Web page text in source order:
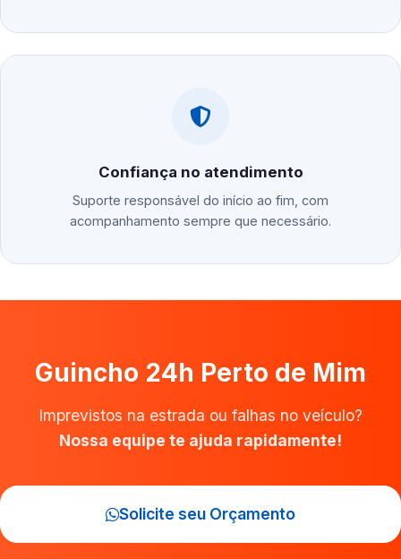
Confiança no atendimento
Suporte responsável do início ao fim, com
acompanhamento sempre que necessário.
Guincho 24h Perto de Mim
Imprevistos na estrada ou falhas no veículo?
Nossa equipe te ajuda rapidamente!
Solicite seu Orçamento